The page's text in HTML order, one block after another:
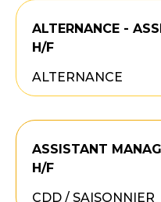
ALTERNANCE -
H/F
ALTERNANCE
ASSISTANT
H/F
CDD / SAISONNIER